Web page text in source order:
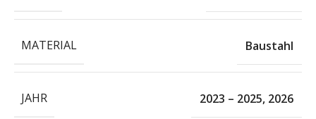
MATERIAL Baustahl
JAHR 2023 – 2025, 2026